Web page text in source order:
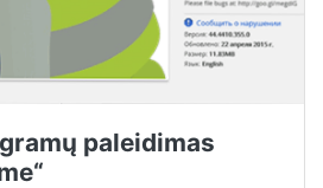
paleidimas